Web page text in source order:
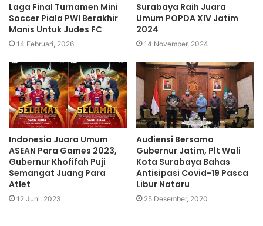
Laga Final Turnamen Mini
Soccer Piala PWI Berakhir
Manis Untuk Judes FC
14 Februari, 2026
Surabaya Raih Juara
Umum POPDA XIV Jatim
2024
14 November, 2024
Indonesia Juara Umum
ASEAN Para Games 2023,
Gubernur Khofifah Puji
Semangat Juang Para
Atlet
12 Juni, 2023
Audiensi Bersama
Gubernur Jatim, Plt Wali
Kota Surabaya Bahas
Antisipasi Covid-19 Pasca
Libur Nataru
25 Desember, 2020